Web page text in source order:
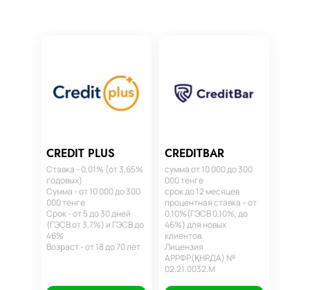
CREDIT PLUS
Ставка - 0,01% (от 3,65%
годовых)
Сумма - от 10 000 до 300
000 тенге
Срок - от 5 до 30 дней
(ГЭСВ от 3,7%) и ГЭСВ до
46%
Возраст - от 18 до 70 лет
CREDITBAR
сумма от 10 000 до 300
000 тенге
срок до 12 месяцев
процентная ставка – от
0,10%(ГЭСВ 0,10%, до
46%) для новых
клиентов.
Лицензия
АРРФР(ҚНРДА) №
02.21.0032.М